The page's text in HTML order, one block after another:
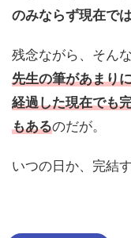
のみならず現在で
残念ながら、そん
先生の筆があまり
経過した現在でも
もあるのだが。
いつの日か、完結